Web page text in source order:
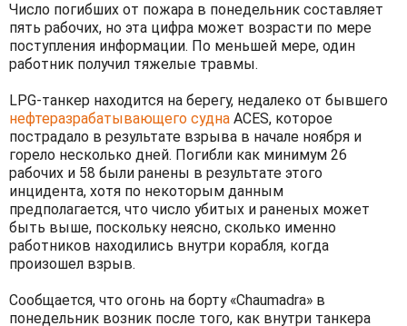
Число погибших от пожара в понедельник составляет
пять рабочих, но эта цифра может возрасти по мере
поступления информации. По меньшей мере, один
работник получил тяжелые травмы.
LPG-танкер находится на берегу, недалеко от бывшего
нефтеразрабатывающего судна ACES, которое
пострадало в результате взрыва в начале ноября и
горело несколько дней. Погибли как минимум 26
рабочих и 58 были ранены в результате этого
инцидента, хотя по некоторым данным
предполагается, что число убитых и раненых может
быть выше, поскольку неясно, сколько именно
работников находились внутри корабля, когда
произошел взрыв.
Сообщается, что огонь на борту «Chaumadra» в
понедельник возник после того, как внутри танкера